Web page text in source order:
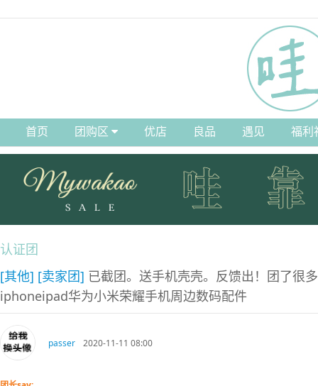
首页 团购区 优店 良品 遇见 福利
认证团
[其他] [卖家团] 已截团。送手机壳壳。反馈出！团了很
iphoneipad华为小米荣耀手机周边数码配件
passer 2020-11-11 08:00